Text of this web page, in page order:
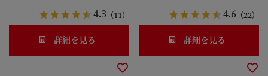
4.3 （11）
詳細を見る
4.6 （22）
詳細を見る